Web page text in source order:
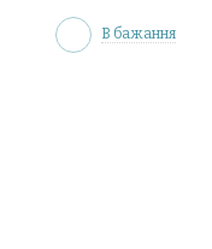
В бажання